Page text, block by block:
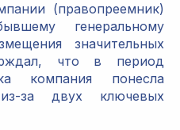
(правопреемник)
генеральному
значительных
что в период
компания понесла
за двух ключевых